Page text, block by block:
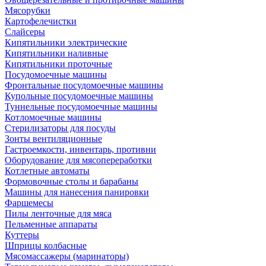
Мясорубки
Картофелечистки
Слайсеры
Кипятильники электрические
Кипятильники наливные
Кипятильники проточные
Посудомоечные машины
Фронтальные посудомоечные машины
Купольные посудомоечные машины
Туннельные посудомоечные машины
Котломоечные машины
Стерилизаторы для посуды
Зонты вентиляционные
Гастроемкости, инвентарь, противни
Оборудование для мясопереработки
Котлетные автоматы
Формовочные столы и барабаны
Машины для нанесения панировки
Фаршемесы
Пилы ленточные для мяса
Пельменные аппараты
Куттеры
Шприцы колбасные
Мясомассажеры (маринаторы)